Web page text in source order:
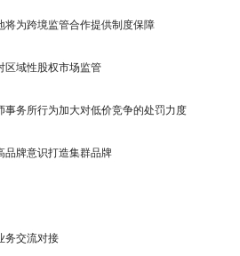
将为跨境监管合作提供制度保障
区域性股权市场监管
事务所行为加大对低价竞争的处罚力度
品牌意识打造集群品牌
务交流对接